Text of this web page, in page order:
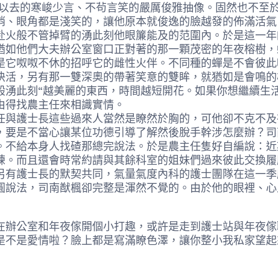
的寒峻少言、不茍言笑的嚴厲俊雅抽像。固然也不至
、眼角都是淺笑的，讓他原本就俊逸的臉越發的佈滿活
火般不管掉臂的湧此刻他眼簾能及的范圍內。於是這一
他們大夫辦公室窗口正對著的那一顆茂密的年夜榕樹
呶呶不休的招呼它的雌性火伴。不同種的蟬是不會彼
活，另有那一雙深奧的帶著笑意的雙眸，就猶如是會鳴
此刻“越美麗的東西，時間越短開花。如果你想繼續
找農主任來相識實情。
士長這些過來人當然是瞭然於胸的，可他卻不克不
要是不當心讓某位功德引導了解然後脫手幹涉怎麼辦？
給本身人找碴那總完說法。於是農主任隻好自編說：
而且還會時常約請與其餘科室的姐妹們過來彼此交換履
士長的默契共同，氣量氣度內科的護士團隊在這一季
，司南猷楓卻完整是渾然不覺的。由於他的眼裡、
室和年夜傢開個小打趣，或許是走到護士站與年夜
是愛情啦？臉上都是寫滿瞭色澤，讓你整小我私家望